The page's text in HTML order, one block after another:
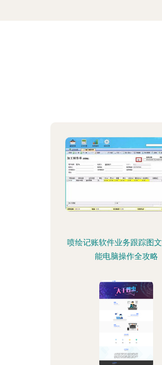
喷绘记账软件业务跟踪图
能电脑操作全攻略